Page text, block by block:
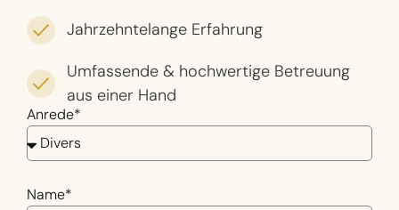
Jahrzehntelange Erfahrung
Umfassende & hochwertige Betreuung
aus einer Hand
Anrede*
Name*